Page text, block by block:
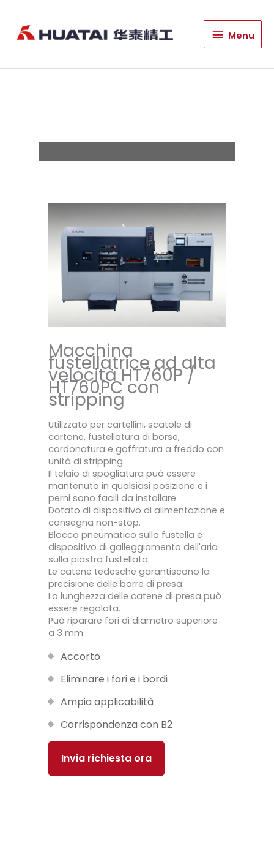
Menu
Menu
Macchina
fustellatrice ad alta
velocità HT760P /
Macchina
fustellatrice ad alta
velocità HT760P /
HT760PC con
stripping
Utilizzato per cartellini, scatole di
cartone, fustellatura di borse,
cordonatura e goffratura a freddo con
unità di stripping.
Il telaio di spogliatura può essere
mantenuto in qualsiasi posizione e i
perni sono facili da installare.
Dotato di dispositivo di alimentazione e
consegna non-stop.
Blocco pneumatico sulla fustella e
dispositivo di galleggiamento dell'aria
sulla piastra fustellata.
Le catene tedesche garantiscono la
precisione delle barre di presa.
La lunghezza delle catene di presa può
essere regolata.
Può riparare fori di diametro superiore
a 3 mm.
Accorto
Eliminare i fori e i bordi
Ampia applicabilità
Corrispondenza con B2
Invia richiesta ora